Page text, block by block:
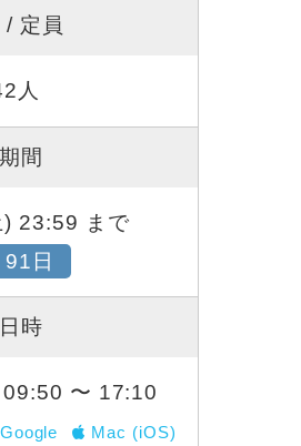
/ 定員
人
間
23:59 まで
日
時
〜 17:10
Google Mac (iOS)